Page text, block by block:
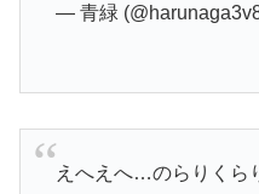
— 青緑
えへえへ…のらりくら